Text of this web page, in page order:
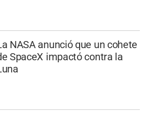
NASA anunció que un cohete
SpaceX impactó contra la